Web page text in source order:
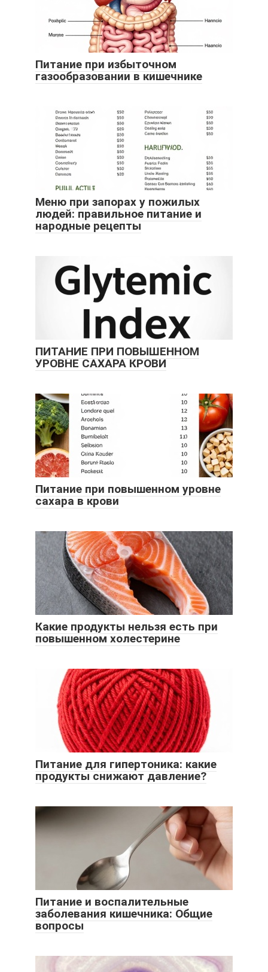
Питание при избыточном
газообразовании в кишечнике
Меню при запорах у пожилых
людей: правильное питание и
народные рецепты
ПИТАНИЕ ПРИ ПОВЫШЕННОМ
УРОВНЕ САХАРА КРОВИ
Питание при повышенном уровне
сахара в крови
Какие продукты нельзя есть при
повышенном холестерине
Питание для гипертоника: какие
продукты снижают давление?
Питание и воспалительные
заболевания кишечника: Общие
вопросы